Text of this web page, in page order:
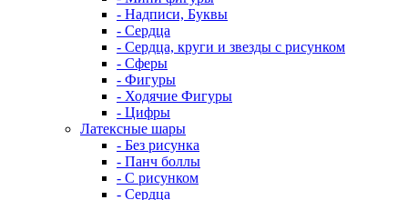
- Надписи, Буквы
- Сердца
- Сердца, круги и звезды с рисунком
- Сферы
- Фигуры
- Ходячие Фигуры
- Цифры
Латексные шары
- Без рисунка
- Панч боллы
- С рисунком
- Сердца